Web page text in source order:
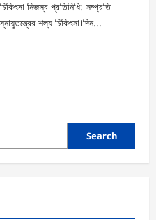
নিজস্ব প্রতিনিধি: সম্প্রতি
শল্য চিকিৎসা।দিন...
Search